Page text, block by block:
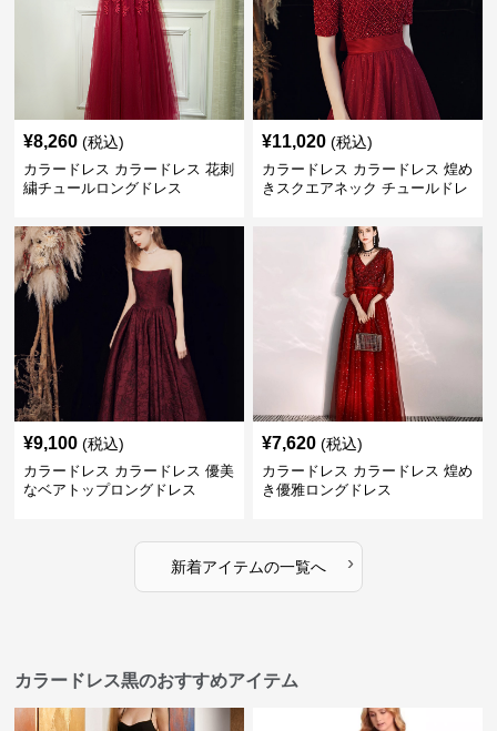
¥8,260 (税込)
カラードレス カラードレス 花刺
繍チュールロングドレス
¥11,020 (税込)
カラードレス カラードレス 煌め
きスクエアネック チュールドレ
¥9,100 (税込)
カラードレス カラードレス 優美
なベアトップロングドレス
¥7,620 (税込)
カラードレス カラードレス 煌め
き優雅ロングドレス
新着アイテムの一覧へ ›
カラードレス黒のおすすめアイテム